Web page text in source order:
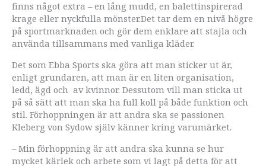
finns något extra – en lång mudd, en balettinspirerad
krage eller nyckfulla mönster.Det tar dem en nivå högre
på sportmarknaden och gör dem enklare att stajla och
använda tillsammans med vanliga kläder.
Det som Ebba Sports ska göra att man sticker ut är,
enligt grundaren, att man är en liten organisation,
ledd, ägd och av kvinnor. Dessutom vill man sticka ut
på så sätt att man ska ha full koll på både funktion och
stil. Förhoppningen är att andra ska se passionen
Kleberg von Sydow själv känner kring varumärket.
– Min förhoppning är att andra ska kunna se hur
mycket kärlek och arbete som vi lagt på detta för att